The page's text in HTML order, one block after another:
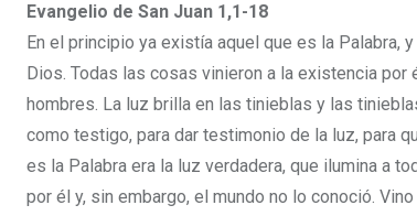
Evangelio de San Juan 1,1-18
En el principio ya existía aquel que es la Palabra,
Dios. Todas las cosas vinieron a la existencia
hombres. La luz brilla en las tinieblas y las
como testigo, para dar testimonio de la luz, para
es la Palabra era la luz verdadera, que ilumina a
por él y, sin embargo, el mundo no lo conoció.